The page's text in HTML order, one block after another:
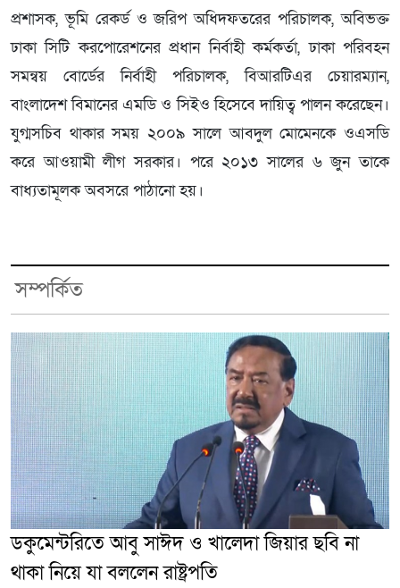
প্রশাসক, ভূমি রেকর্ড ও জরিপ অধিদফতরের পরিচালক, অবিভক্ত
ঢাকা সিটি করপোরেশনের প্রধান নির্বাহী কর্মকর্তা, ঢাকা পরিবহন
সমন্বয় বোর্ডের নির্বাহী পরিচালক, বিআরটিএর চেয়ারম্যান,
বাংলাদেশ বিমানের এমডি ও সিইও হিসেবে দায়িত্ব পালন করেছেন।
যুগ্মসচিব থাকার সময় ২০০৯ সালে আবদুল মোমেনকে ওএসডি
করে আওয়ামী লীগ সরকার। পরে ২০১৩ সালের ৬ জুন তাকে
বাধ্যতামূলক অবসরে পাঠানো হয়।
সম্পর্কিত
ডকুমেন্টরিতে আবু সাঈদ ও খালেদা জিয়ার ছবি না
থাকা নিয়ে যা বললেন রাষ্ট্রপতি